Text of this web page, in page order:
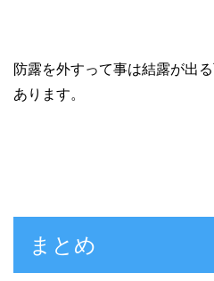
防露を外すって事は結露が出
あります。
まとめ